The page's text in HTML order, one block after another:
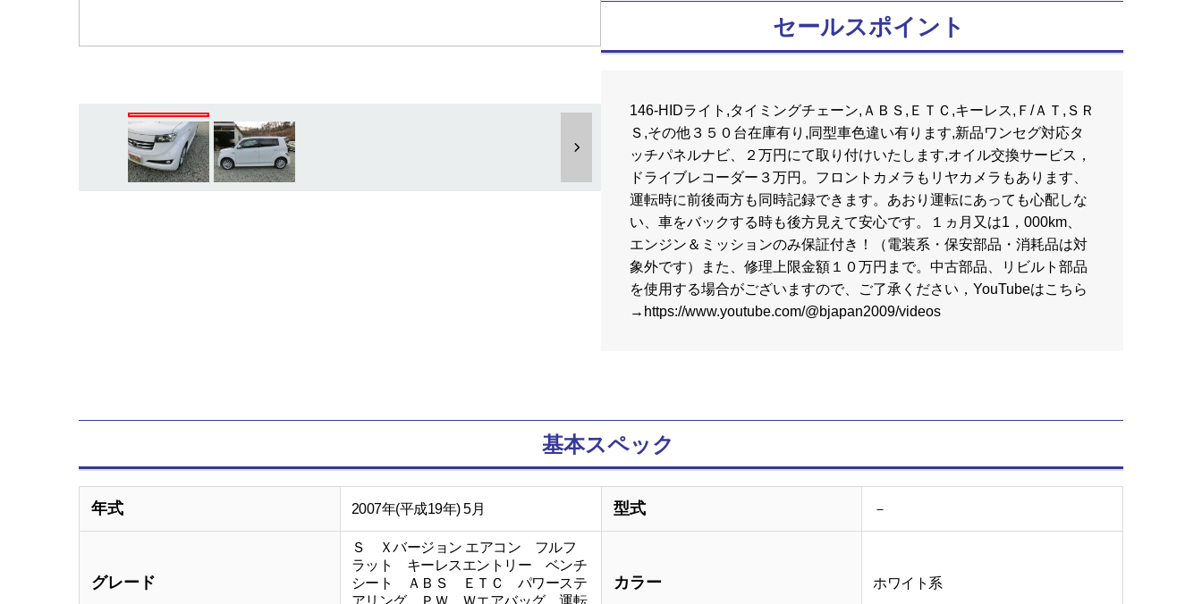
セールスポイント
146-HIDライト,タイミングチェーン,ＡＢＳ,ＥＴＣ,キーレス,Ｆ/ＡＴ,ＳＲ
Ｓ,その他３５０台在庫有り,同型車色違い有ります,新品ワンセグ対応タ
ッチパネルナビ、２万円にて取り付けいたします,オイル交換サービス，
ドライブレコーダー３万円。フロントカメラもリヤカメラもあります、
運転時に前後両方も同時記録できます。あおり運転にあっても心配しな
い、車をバックする時も後方見えて安心です。１ヵ月又は1，000km、
エンジン＆ミッションのみ保証付き！（電装系・保安部品・消耗品は対
象外です）また、修理上限金額１０万円まで。中古部品、リビルト部品
を使用する場合がございますので、ご了承ください，YouTubeはこちら
→https://www.youtube.com/@bjapan2009/videos
基本スペック
年式 2007年(平成19年) 5月 型式 －
グレード
Ｓ Ｘバージョン エアコン フルフ
ラット キーレスエントリー ベンチ
シート ＡＢＳ ＥＴＣ パワーステ
アリング ＰＷ Ｗエアバッグ 運転
カラー ホワイト系